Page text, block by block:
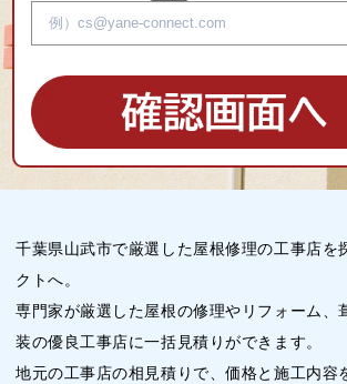
千葉県山武市で厳選した屋根修理の工事店を
クトへ。
専門家が厳選した屋根の修理やリフォーム、
装の優良工事店に一括見積りができます。
地元の工事店の相見積りで、価格と施工内容